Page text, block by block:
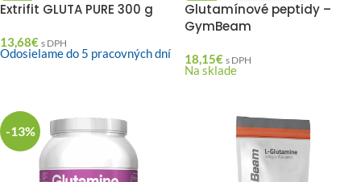
Extrifit GLUTA PURE 300 g
13,68€ s DPH
Odosielame do 5 pracovných dní
Glutamínové peptidy –
GymBeam
18,15€ s DPH
Na sklade
-13%